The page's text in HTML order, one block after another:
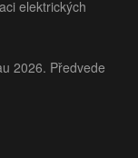
elektrických
2026. Předvede